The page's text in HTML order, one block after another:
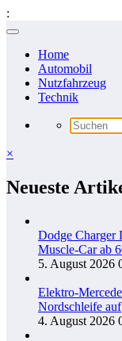
:
Zum
springenHome
Automobil
Nutzfahrzeug
Technik
×
Neueste
Dodge Charger
Muscle-Car ab
5. August 2026
Elektro-
Nordschleife auf
4. August 2026